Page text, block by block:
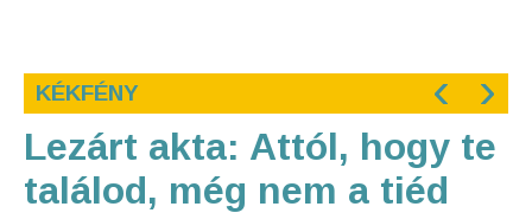
KÉKFÉNY ‹ ›
Lezárt akta: Attól, hogy te
találod, még nem a tiéd